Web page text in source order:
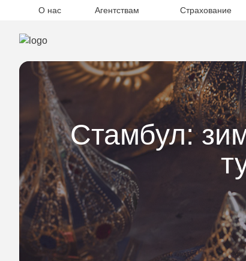
О нас Агентствам Страхование
Стамбул: